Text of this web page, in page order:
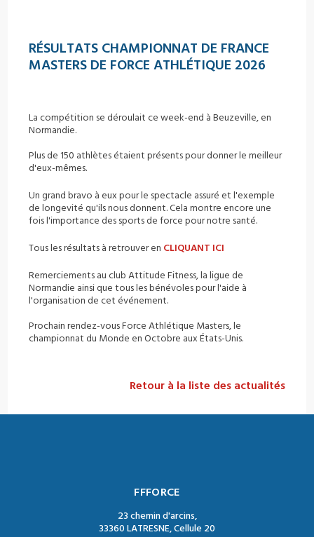
RÉSULTATS CHAMPIONNAT DE FRANCE
MASTERS DE FORCE ATHLÉTIQUE 2026
La compétition se déroulait ce week-end à Beuzeville, en
Normandie.
Plus de 150 athlètes étaient présents pour donner le meilleur
d'eux-mêmes.
Un grand bravo à eux pour le spectacle assuré et l'exemple
de longevité qu'ils nous donnent. Cela montre encore une
fois l'importance des sports de force pour notre santé.
Tous les résultats à retrouver en CLIQUANT ICI
Remerciements au club Attitude Fitness, la ligue de
Normandie ainsi que tous les bénévoles pour l'aide à
l'organisation de cet événement.
Prochain rendez-vous Force Athlétique Masters, le
championnat du Monde en Octobre aux États-Unis.
Retour à la liste des actualités
FFFORCE
23 chemin d'arcins,
33360 LATRESNE, Cellule 20